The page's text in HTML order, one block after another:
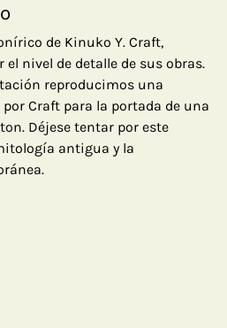
de Kinuko Y. Craft,
nivel de detalle de sus obras.
reproducimos una
Craft para la portada de una
Déjese tentar por este
antigua y la